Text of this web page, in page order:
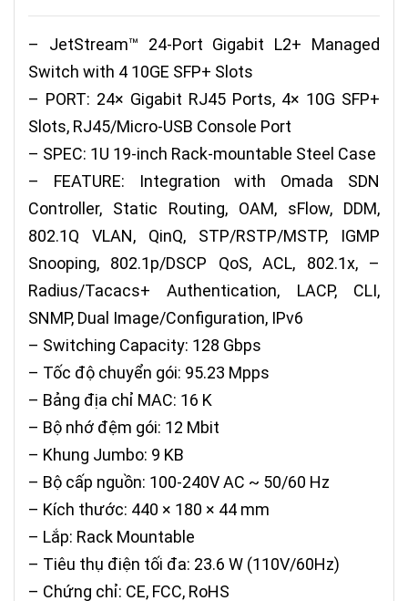
– JetStream™ 24-Port Gigabit L2+ Managed
Switch with 4 10GE SFP+ Slots
– PORT: 24× Gigabit RJ45 Ports, 4× 10G SFP+
Slots, RJ45/Micro-USB Console Port
– SPEC: 1U 19-inch Rack-mountable Steel Case
– FEATURE: Integration with Omada SDN
Controller, Static Routing, OAM, sFlow, DDM,
802.1Q VLAN, QinQ, STP/RSTP/MSTP, IGMP
Snooping, 802.1p/DSCP QoS, ACL, 802.1x, –
Radius/Tacacs+ Authentication, LACP, CLI,
SNMP, Dual Image/Configuration, IPv6
– Switching Capacity: 128 Gbps
– Tốc độ chuyển gói: 95.23 Mpps
– Bảng địa chỉ MAC: 16 K
– Bộ nhớ đệm gói: 12 Mbit
– Khung Jumbo: 9 KB
– Bộ cấp nguồn: 100-240V AC ~ 50/60 Hz
– Kích thước: 440 × 180 × 44 mm
– Lắp: Rack Mountable
– Tiêu thụ điện tối đa: 23.6 W (110V/60Hz)
– Chứng chỉ: CE, FCC, RoHS